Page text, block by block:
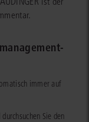
immer auf
Sie den